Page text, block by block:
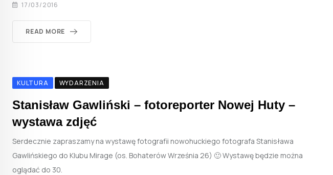
17/03/2016
READ MORE
KULTURA WYDARZENIA
Stanisław Gawliński – fotoreporter Nowej Huty –
wystawa zdjęć
Serdecznie zapraszamy na wystawę fotografii nowohuckiego fotografa Stanisława
Gawlińskiego do Klubu Mirage (os. Bohaterów Września 26) 🙂 Wystawę będzie można
oglądać do 30.